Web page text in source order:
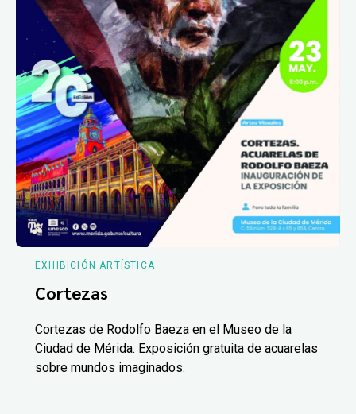
EXHIBICIÓN ARTÍSTICA
Cortezas
Cortezas de Rodolfo Baeza en el Museo de la
Ciudad de Mérida. Exposición gratuita de acuarelas
sobre mundos imaginados.